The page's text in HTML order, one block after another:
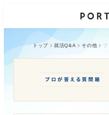
トップ 就活Q&A その他